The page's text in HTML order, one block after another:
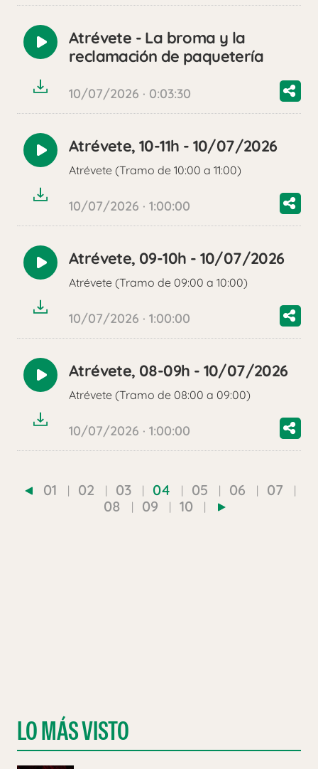
Reproducir
audio
Atrévete - La broma y la
reclamación de paquetería
10/07/2026 · 0:03:30
Reproducir
audio
Atrévete, 10-11h - 10/07/2026
Atrévete (Tramo de 10:00 a 11:00)
10/07/2026 · 1:00:00
Reproducir
audio
Atrévete, 09-10h - 10/07/2026
Atrévete (Tramo de 09:00 a 10:00)
10/07/2026 · 1:00:00
Reproducir
audio
Atrévete, 08-09h - 10/07/2026
Atrévete (Tramo de 08:00 a 09:00)
10/07/2026 · 1:00:00
01 02 03 04 05 06
07
08
09 10
LO MÁS VISTO